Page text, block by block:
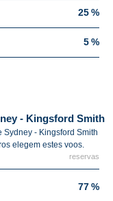
25 %
5 %
- Kingsford Smith
- Kingsford Smith
elegem estes voos.
reservas
77 %